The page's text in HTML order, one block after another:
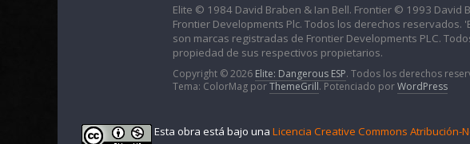
Elite © 1984 David Braben & Ian Bell. Frontier © 1993
Frontier Developments Plc. Todos los derechos reservados.
son marcas registradas de Frontier Developments PLC.
propiedad de sus respectivos propietarios.
Copyright © 2026 Elite: Dangerous ESP. Todos los derechos
Tema: ColorMag porThemeGrill. Potenciado porWordPress
Esta obra está bajo una Licencia Creative Commons Atribución-